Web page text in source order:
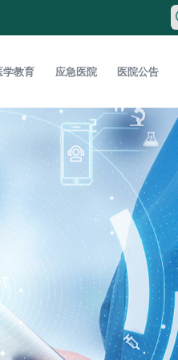
学教育 应急医院 医院公告